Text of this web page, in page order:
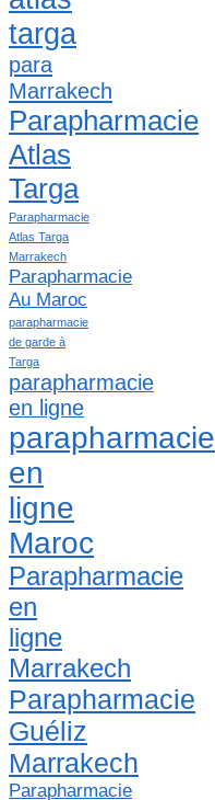
targa
para
Marrakech
Parapharmacie
Atlas
Targa
Parapharmacie
Atlas Targa
Marrakech
Parapharmacie
Au Maroc
parapharmacie
de garde à
Targa
parapharmacie
en ligne
parapharmacie
en
ligne
Maroc
Parapharmacie
en
ligne
Marrakech
Parapharmacie
Guéliz
Marrakech
Parapharmacie